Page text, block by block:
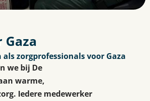
als zorgprofessionals voor Gaza
we bij De
warme,
Iedere medewerker